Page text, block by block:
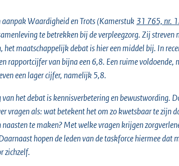
aanpak Waardigheid en Trots (Kamerstuk 31 765, nr.
te betrekken bij de verpleegzorg. Zij
het maatschappelijk debat is hier een middel bij. In
rapportcijfer van bijna een 6,8. Een ruime
een lager cijfer, namelijk 5,8.
het debat is kennisverbetering en bewustwording.
vragen als: wat betekent het om zo kwetsbaar te
naasten te maken? Met welke vragen krijgen
hopen de leden van de taskforce hiermee
zichzelf.